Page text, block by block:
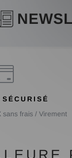
sans frais / Virement